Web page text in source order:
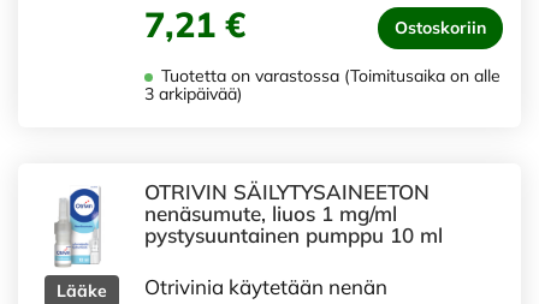
7,21 € Ostoskoriin
Tuotetta on varastossa (Toimitusaika on alle
3 arkipäivää)
Lääke
OTRIVIN SÄILYTYSAINEETON
nenäsumute, liuos 1 mg/ml
pystysuuntainen pumppu 10 ml
Otrivinia käytetään nenän